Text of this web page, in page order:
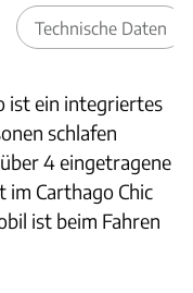
Technische Daten
ist ein integriertes
schlafen
4 eingetragene
im Carthago Chic
ist beim Fahren